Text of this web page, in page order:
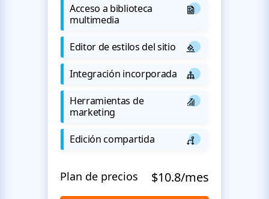
Acceso a biblioteca
multimedia
Editor de estilos del sitio
Integración incorporada
Herramientas de
marketing
Edición compartida
Plan de precios $10.8/mes